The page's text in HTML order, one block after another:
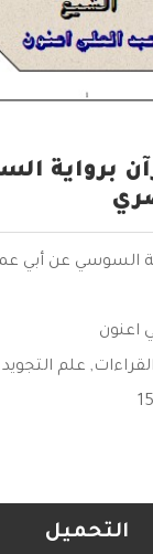
برواية
السوسي عن أبي
اعنون
, علم التجويد
التحميل